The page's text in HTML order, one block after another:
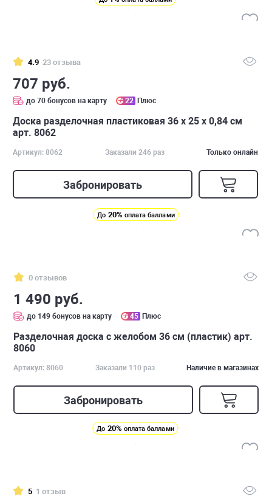
4.9 23 отзыва
707 руб.
до 70 бонусов на карту 22 Плюс
Доска разделочная пластиковая 36 х 25 x 0,84 см
арт. 8062
Артикул: 8062 Заказали 246 раз Только онлайн
Забронировать
До 20% оплата баллами
0 отзывов
1 490 руб.
до 149 бонусов на карту 45 Плюс
Разделочная доска с желобом 36 см (пластик) арт.
8060
Артикул: 8060 Заказали 110 раз Наличие в магазинах
Забронировать
До 20% оплата баллами
5 1 отзыв